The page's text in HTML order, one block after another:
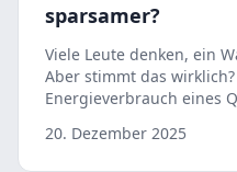
sparsamer?
Viele Leute denken, ein
Aber stimmt das
Energieverbrauch eines
20. Dezember 2025